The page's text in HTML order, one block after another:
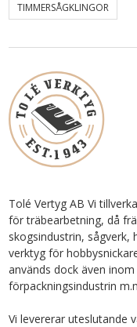
TIMMERSÅGKLINGOR
Tolé Vertyg AB Vi
för träbearbetning, då
skogsindustrin, sågverk,
verktyg för
används dock även
förpackningsindustrin
Vi levererar uteslutande